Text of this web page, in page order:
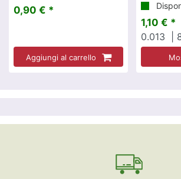
0,90 € *
Aggiungi al carrello
1,10 € *
0.013
|